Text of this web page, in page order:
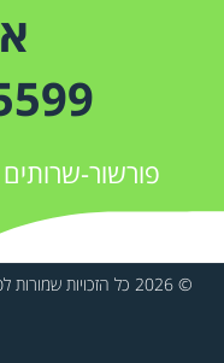
פורשור-שרותים
© 2026 כל הזכויות שמורות לפורשור מומחים בע״מ. פורשור-שרותים ניידים.